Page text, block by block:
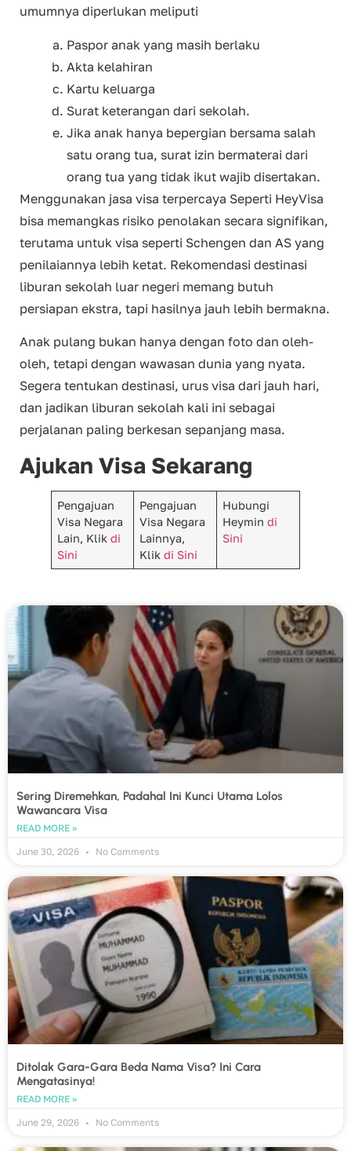
umumnya diperlukan meliputi
Paspor anak yang masih berlaku
Akta kelahiran
Kartu keluarga
Surat keterangan dari sekolah.
Jika anak hanya bepergian bersama salah
satu orang tua, surat izin bermaterai dari
orang tua yang tidak ikut wajib disertakan.
Menggunakan jasa visa terpercaya Seperti HeyVisa
bisa memangkas risiko penolakan secara signifikan,
terutama untuk visa seperti Schengen dan AS yang
penilaiannya lebih ketat. Rekomendasi destinasi
liburan sekolah luar negeri memang butuh
persiapan ekstra, tapi hasilnya jauh lebih bermakna.
Anak pulang bukan hanya dengan foto dan oleh-
oleh, tetapi dengan wawasan dunia yang nyata.
Segera tentukan destinasi, urus visa dari jauh hari,
dan jadikan liburan sekolah kali ini sebagai
perjalanan paling berkesan sepanjang masa.
Ajukan Visa Sekarang
Pengajuan
Visa Negara
Lain, Klik di
Sini
Pengajuan
Visa Negara
Lainnya,
Klikdi Sini
Hubungi
Heymindi
Sini
Sering Diremehkan, Padahal Ini Kunci Utama Lolos
Wawancara Visa
READ MORE »
June 30, 2026
No Comments
Ditolak Gara-Gara Beda Nama Visa? Ini Cara
Mengatasinya!
READ MORE »
June 29, 2026
No Comments